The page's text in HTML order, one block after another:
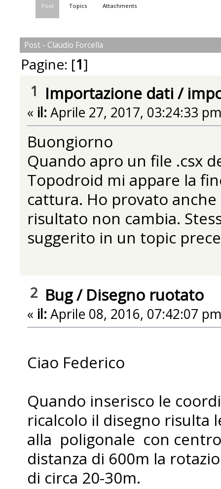
Post Topics Attachments
Post - Claudio Forcella
Pagine: [1]
1 Importazione dati /
« il: Aprile 27, 2017, 03:24:33
Buongiorno
Quando apro un file .csx
Topodroid mi appare la
cattura. Ho provato
risultato non cambia.
suggerito in un topic
2 Bug/ Disegno ruotato
« il: Aprile 08, 2016, 07:42:07
Ciao Federico
Quando inserisco le
ricalcolo il disegno
alla poligonale con
distanza di 600m la
di circa 20-30m.